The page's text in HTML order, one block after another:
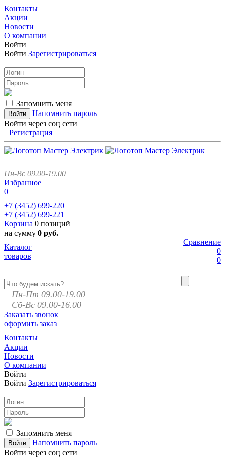
Контакты
Акции
Новости
О компании
Войти
Войти Зарегистрироваться
Запомнить меня
Напомнить пароль
Войти через соц сети
Регистрация
Пн-Вс 09.00-19.00
Избранное
0
+7 (3452) 699-220
+7 (3452) 699-221
Корзина 0 позиций
на сумму 0 руб.
Сравнение
0
0
Каталог
товаров
Пн-Пт 09.00-19.00
Сб-Вс 09.00-16.00
Заказать звонок
оформить заказ
Контакты
Акции
Новости
О компании
Войти
Войти Зарегистрироваться
Запомнить меня
Напомнить пароль
Войти через соц сети